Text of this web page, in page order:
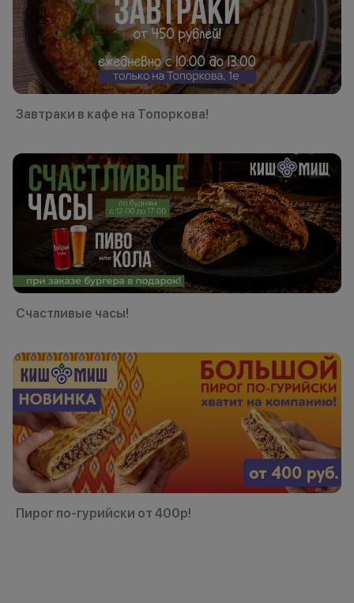
Завтраки в кафе на Топоркова!
Счастливые часы!
Пирог по-гурийски от 400р!